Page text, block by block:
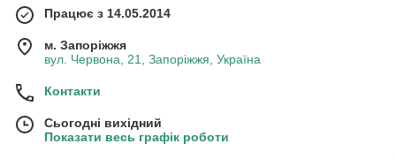
Працює з 14.05.2014
м. Запоріжжя
вул. Червона, 21, Запоріжжя, Україна
Контакти
Сьогодні вихідний
Показати весь графік роботи